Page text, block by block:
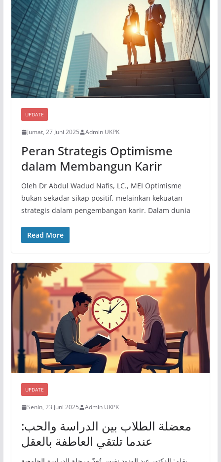
UPDATE
Jumat, 27 Juni 2025 Admin UKPK
Peran Strategis Optimisme
dalam Membangun Karir
Oleh Dr Abdul Wadud Nafis, LC., MEI Optimisme
bukan sekadar sikap positif, melainkan kekuatan
strategis dalam pengembangan karir. Dalam dunia
Read More
UPDATE
Senin, 23 Juni 2025 Admin UKPK
معضلة الطلاب بين الدراسة والحب:
عندما تلتقي العاطفة بالعقل